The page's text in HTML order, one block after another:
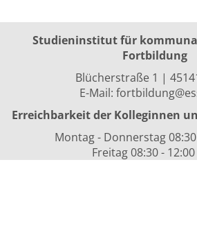
Studieninstitut für
Fortbildung
Blücherstraße 1 |
E-Mail:
Erreichbarkeit der Kolleginnen
Montag - Donnerstag
Freitag 08:30 -